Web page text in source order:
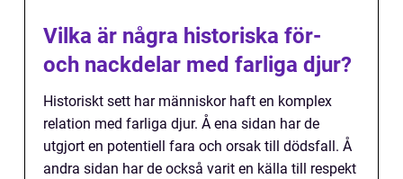
Vilka är några historiska för-
och nackdelar med farliga djur?
Historiskt sett har människor haft en komplex
relation med farliga djur. Å ena sidan har de
utgjort en potentiell fara och orsak till dödsfall. Å
andra sidan har de också varit en källa till respekt